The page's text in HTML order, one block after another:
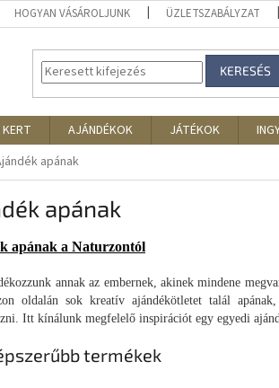
HOGYAN VÁSÁROLJUNK ÜZLETSZABÁLYZAT
KERESÉS
AJÁNDÉKOK JÁTÉKOK
apának
apának
apának a Naturzontól
annak az embernek, akinek mindene
oldalán sok kreatív ajándékötletet talál
Itt kínálunk megfelelő inspirációt egy egyedi
termékek